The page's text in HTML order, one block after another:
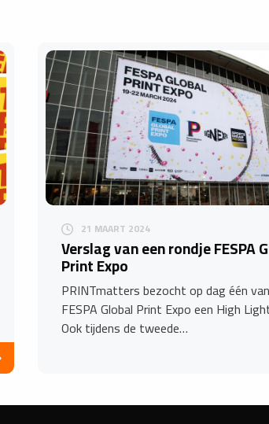
21 MAART 2024
Verslag van een rondje FESPA
Print Expo
PRINTmatters bezocht op dag één
FESPA Global Print Expo een High
Ook tijdens de tweede…